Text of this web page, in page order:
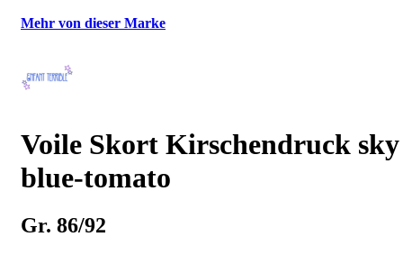
Mehr von dieser Marke
Voile Skort Kirschendruck sky
blue-tomato
Gr. 86/92